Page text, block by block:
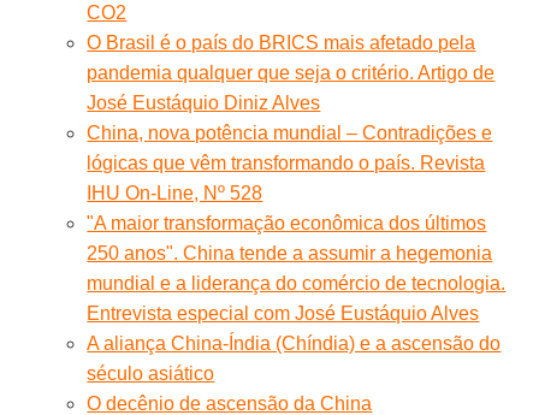
CO2
O Brasil é o país do BRICS mais afetado pela
pandemia qualquer que seja o critério. Artigo de
José Eustáquio Diniz Alves
China, nova potência mundial – Contradições e
lógicas que vêm transformando o país. Revista
IHU On-Line, Nº 528
"A maior transformação econômica dos últimos
250 anos". China tende a assumir a hegemonia
mundial e a liderança do comércio de tecnologia.
Entrevista especial com José Eustáquio Alves
A aliança China-Índia (Chíndia) e a ascensão do
século asiático
O decênio de ascensão da China